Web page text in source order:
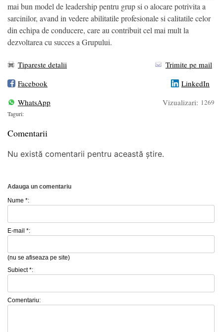
mai bun model de leadership pentru grup si o alocare potrivita a
sarcinilor, avand in vedere abilitatile profesionale si calitatile celor
din echipa de conducere, care au contribuit cel mai mult la
dezvoltarea cu succes a Grupului.
Tipareste detalii
Trimite pe mail
Facebook
LinkedIn
WhatsApp
Vizualizari: 1269
Taguri:
Comentarii
Nu există comentarii pentru această știre.
Adauga un comentariu
Nume *:
E-mail *:
(nu se afiseaza pe site)
Subiect *:
Comentariu: